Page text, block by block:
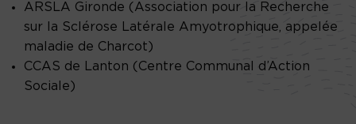
ARSLA Gironde (Association pour la Recherche
sur la Sclérose Latérale Amyotrophique, appelée
maladie de Charcot)
CCAS de Lanton (Centre Communal d’Action
Sociale)